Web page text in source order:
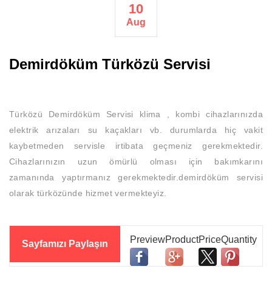
10
Aug
Demirdöküm Türközü Servisi
Türközü Demirdöküm Servisi klima , kombi cihazlarınızda
elektrik arızaları su kaçakları vb. durumlarda hiç vakit
kaybetmeden servisle irtibata geçmeniz gerekmektedir.
Cihazlarınızın uzun ömürlü olması için bakımkarını
zamanında yaptırmanız gerekmektedir.demirdöküm servisi
olarak türközünde hizmet vermekteyiz.
Sayfamızı Paylaşın